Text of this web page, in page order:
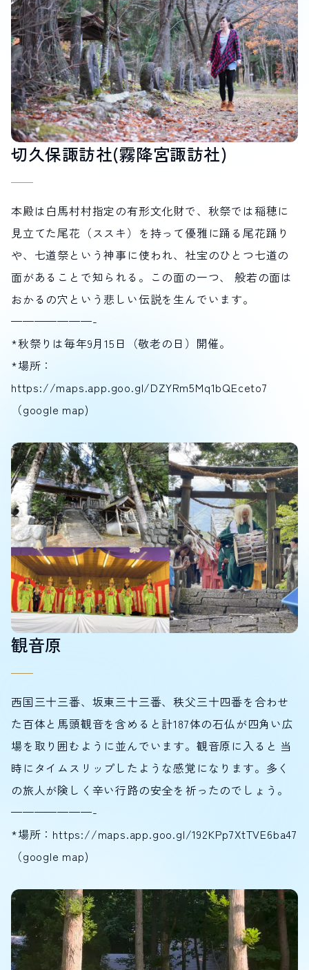
お問い合わせ LINEで 友だちになる
白馬村観光局インフォメーション
399-9301 長野県北安曇郡白馬村北城5497
Snow Peak LAND STATION HAKUBA内
営業時間：9:00～17:00 定休日：無休
TEL.0261-85-4210 / FAX.0261-85-4240
切久保諏訪社(霧降宮諏訪社)
本殿は白馬村村指定の有形文化財で、秋祭では稲穂に
見立てた尾花（ススキ）を持って優雅に踊る尾花踊り
や、七道祭という神事に使われ、社宝のひとつ七道の
面があることで知られる。この面の一つ、 般若の面は
おかるの穴という悲しい伝説を生んでいます。
———————-
*秋祭りは毎年9月15日（敬老の日）開催。
*場所：
https://maps.app.goo.gl/DZYRm5Mq1bQEceto7
（google map)
観音原
西国三十三番、坂東三十三番、秩父三十四番を合わせ
た百体と馬頭観音を含めると計187体の石仏が四角い広
場を取り囲むように並んでいます。観音原に入ると 当
時にタイムスリップしたような感覚になります。多く
の旅人が険しく辛い行路の安全を祈ったのでしょう。
———————-
*場所： https://maps.app.goo.gl/192KPp7XtTVE6ba47
（google map)